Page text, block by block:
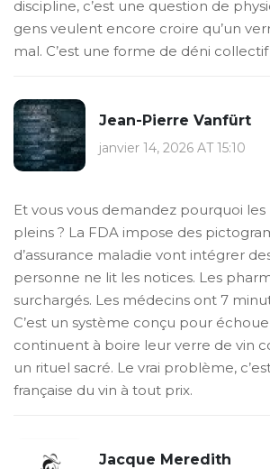
discipline, c’est une question de
gens veulent encore croire qu’un
mal. C’est une forme de déni
Jean-Pierre Vanfürt
janvier 14, 2026 AT 15:10
Et vous vous demandez pourquoi
pleins ? La FDA impose des
d’assurance maladie vont intégrer
personne ne lit les notices. Les
surchargés. Les médecins ont 7
C’est un système conçu pour
continuent à boire leur verre de vin
un rituel sacré. Le vrai problème,
française du vin à tout prix.
Jacque Meredith